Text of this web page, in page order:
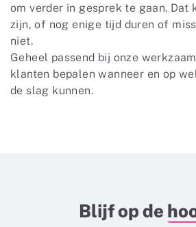
om verder in gesprek te gaan. Dat
zijn, of nog enige tijd duren of
niet.
Geheel passend bij onze
klanten bepalen wanneer en op
de slag kunnen.
Blijf op de